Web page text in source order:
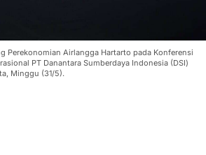
Perekonomian Airlangga Hartarto pada Konferensi
PT Danantara Sumberdaya Indonesia (DSI)
Minggu (31/5).